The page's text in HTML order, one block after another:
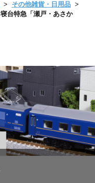
その他雑貨・日用品
台特急「瀬戸・あさか